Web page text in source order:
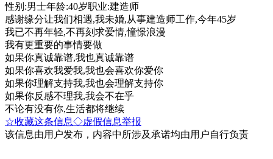
性别:男士年龄:40岁职业:建造师
感谢缘分让我们相遇,我未婚,从事建造师工作,今年45岁
我已不再年轻,不再刻求爱情,憧憬浪漫
我有更重要的事情要做
如果你真诚靠谱,我也真诚靠谱
如果你喜欢我爱我,我也会喜欢你爱你
如果你理解支持我,我也会理解支持你
如果你反感不理我,我会不在乎
不论有没有你,生活都将继续
☆收藏这条信息◇虚假信息举报
该信息由用户发布，内容中所涉及承诺均由用户自行负责